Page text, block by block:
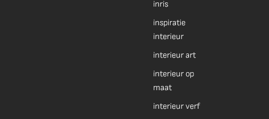
inris
inspiratie
interieur
interieur art
interieur op
maat
interieur verf